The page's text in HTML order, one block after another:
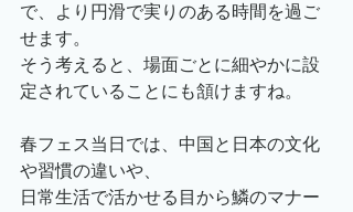
で、より円滑で実りのある時間を過ご
せます。
そう考えると、場面ごとに細やかに設
定されていることにも頷けますね。
春フェス当日では、中国と日本の文化
や習慣の違いや、
日常生活で活かせる目から鱗のマナー